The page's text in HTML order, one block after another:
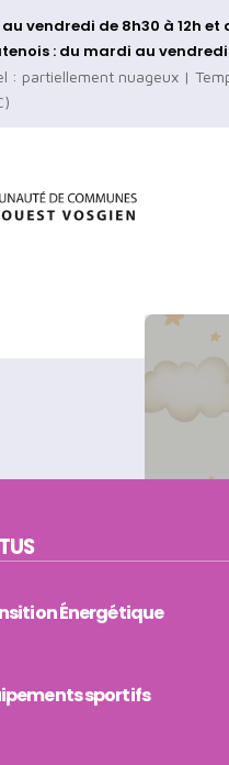
vendredi de 8h30 à 12h et
: du mardi au vendredi
: partiellement nuageux |
Énergétique
sportifs